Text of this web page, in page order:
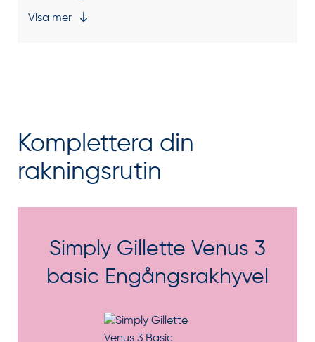
Visa mer
Komplettera din
rakningsrutin
Simply Gillette Venus 3
basic Engångsrakhyvel